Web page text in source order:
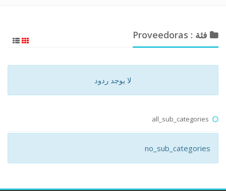
فئة : Proveedoras
لا يوجد ردود
no_sub_categories